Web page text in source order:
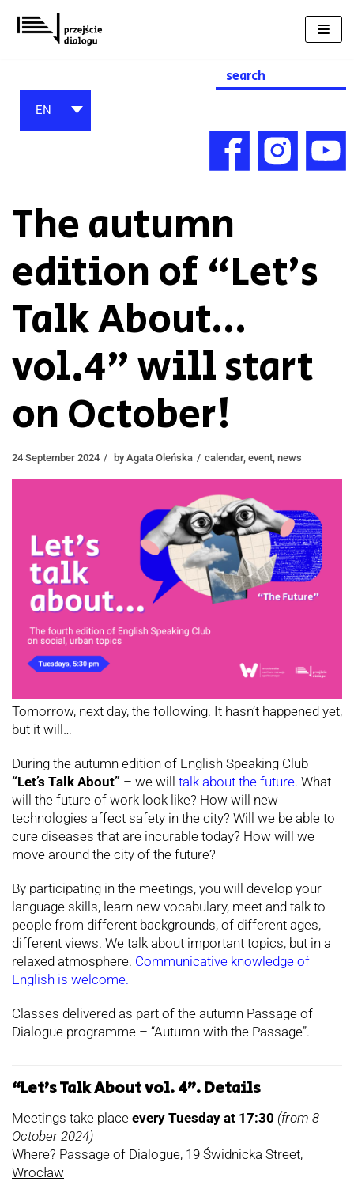
Skip
to
Search
for:
EN
The autumn
edition of “Let’s
Talk About…
vol.4” will start
on October!
24 September 2024 by Agata Oleńska calendar, event news
Tomorrow, next day, the following. It hasn’t happened yet,
but it will…
During the autumn edition of English Speaking Club –
“Let’s Talk About” – we will talk about the future. What
will the future of work look like? How will new
technologies affect safety in the city? Will we be able to
cure diseases that are incurable today? How will we
move around the city of the future?
By participating in the meetings, you will develop your
language skills, learn new vocabulary, meet and talk to
people from different backgrounds, of different ages,
different views. We talk about important topics, but in a
relaxed atmosphere. Communicative knowledge of
English is welcome.
Classes delivered as part of the autumn Passage of
Dialogue programme – “Autumn with the Passage”.
“Let’s Talk About vol. 4”. Details
Meetings take place every Tuesday at 17:30 (from 8
October 2024)
Where? Passage of Dialogue, 19 Świdnicka Street,
Wrocław